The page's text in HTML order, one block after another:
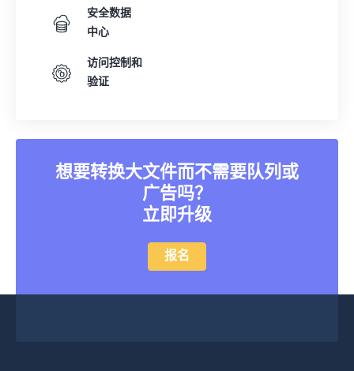
安全数据
中心
访问控制和
验证
想要转换大文件而不需要队列或
广告吗？
立即升级
报名